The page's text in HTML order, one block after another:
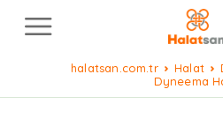
halatsan.com.tr Halat
Dyneema